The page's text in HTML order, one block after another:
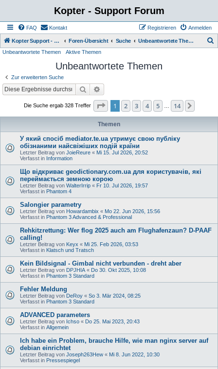
Kopter - Support Forum
FAQ Kontakt Anmelden
Registrieren
Kopter Support - von Anwendern für Anwender. Foren-Übersicht Suche Unbeantwortete Themen
Unbeantwortete Themen Aktive Themen
Unbeantwortete Themen
Zur erweiterten Suche
Suche
Die Suche ergab 328 Treffer Seite 1von 14
1 2 3 4 5 14
Themen
У який спосіб mediator.te.ua утримує свою публіку
обізнаними найсвіжіших подій країни
Letzter Beitrag von JoieReure « Mi 15. Jul 2026, 20:52
Verfasst in Information
Що відкриває geodictionary.com.ua для користувачів, які
переймається земною корою
Letzter Beitrag von WalterIrrip « Fr 10. Jul 2026, 19:57
Verfasst in Phantom 4
Salongier parametry
Letzter Beitrag von Howardambix « Mo 22. Jun 2026, 15:56
Verfasst in Phantom 3 Advanced & Professional
Rehkitzrettung: Wer flog 2025 auch am Flughafenzaun? D-PAAF
calling!
Letzter Beitrag von Keyx « Mi 25. Feb 2026, 03:53
Verfasst in Klatsch und Tratsch
Kein Bildsignal - Gimbal nicht verbunden - dreht aber
Letzter Beitrag von DPJHIA « Do 30. Okt 2025, 10:08
Verfasst in Phantom 3 Standard
Fehler Meldung
Letzter Beitrag von DeRoy « So 3. Mär 2024, 08:25
Verfasst in Phantom 3 Standard
ADVANCED parameters
Letzter Beitrag von Ichso « Do 25. Mai 2023, 20:43
Verfasst in Allgemein
Ich habe ein Problem, brauche Hilfe, wie man nginx server auf
debian einrichtet
Letzter Beitrag von Joseph263Hew « Mi 8. Jun 2022, 10:30
Verfasst in Pressespiegel